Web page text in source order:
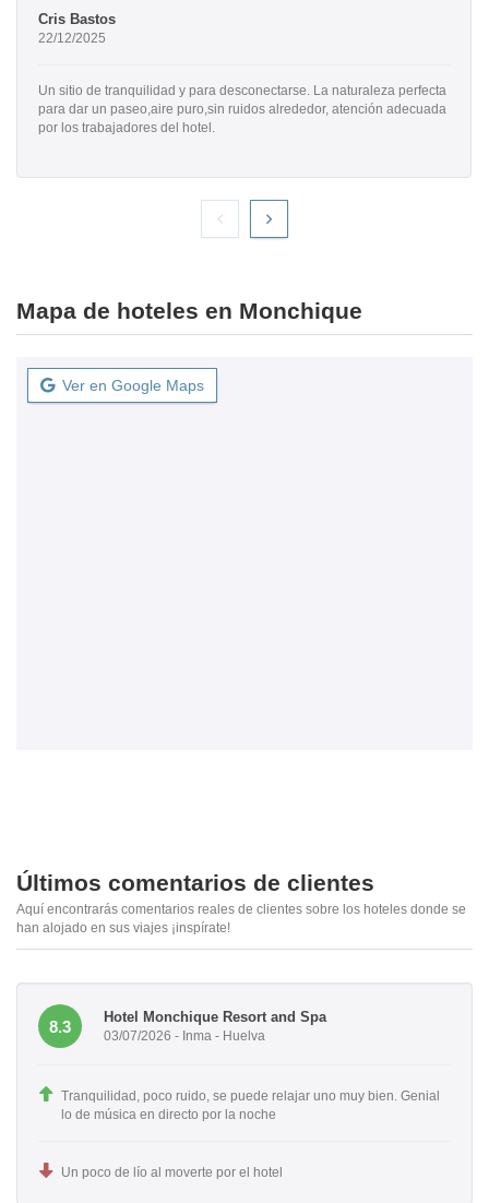
Cris Bastos
22/12/2025
Un sitio de tranquilidad y para desconectarse. La naturaleza perfecta
para dar un paseo,aire puro,sin ruidos alrededor, atención adecuada
por los trabajadores del hotel.
Mapa de hoteles en Monchique
Ver en Google Maps
Últimos comentarios de clientes
Aquí encontrarás comentarios reales de clientes sobre los hoteles donde se
han alojado en sus viajes ¡inspírate!
8.3
Hotel Monchique Resort and Spa
03/07/2026 - Inma - Huelva
Tranquilidad, poco ruido, se puede relajar uno muy bien. Genial
lo de música en directo por la noche
Un poco de lío al moverte por el hotel